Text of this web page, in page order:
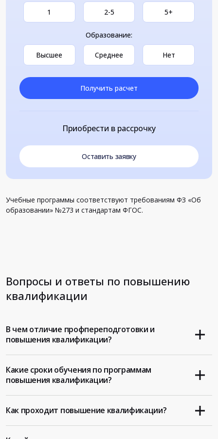
1 2-5 5+
Образование:
Высшее Среднее Нет
Получить расчет
Приобрести в рассрочку
Оставить заявку
Учебные программы соответствуют требованиям ФЗ «Об
образовании» №273 и стандартам ФГОС.
Вопросы и ответы по повышению
квалификации
В чем отличие профпереподготовки и
повышения квалификации?
Какие сроки обучения по программам
повышения квалификации?
Как проходит повышение квалификации?